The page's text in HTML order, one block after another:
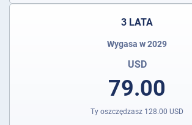
3 LATA
Wygasa w 2029
USD
79.00
Ty oszczędzasz 128.00 USD